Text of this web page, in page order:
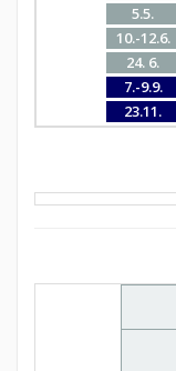
5.5.
10.-12.6.
24. 6.
7.-9.9.
23.11.